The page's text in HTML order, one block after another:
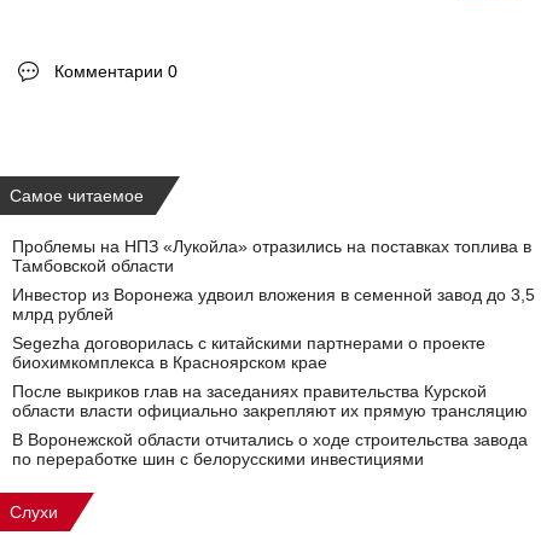
Комментарии 0
Самое читаемое
Проблемы на НПЗ «Лукойла» отразились на поставках топлива в
Тамбовской области
Инвестор из Воронежа удвоил вложения в семенной завод до 3,5
млрд рублей
Segezha договорилась с китайскими партнерами о проекте
биохимкомплекса в Красноярском крае
После выкриков глав на заседаниях правительства Курской
области власти официально закрепляют их прямую трансляцию
В Воронежской области отчитались о ходе строительства завода
по переработке шин с белорусскими инвестициями
Слухи